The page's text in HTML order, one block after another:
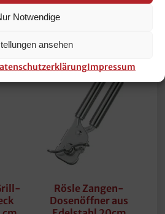
Notwendige
ansehen
Impressum
In den Warenkorb
Rösle Zangen-
Dosenöffner aus